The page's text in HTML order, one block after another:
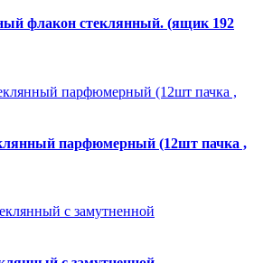
флакон стеклянный. (ящик 192
парфюмерный (12шт пачка ,